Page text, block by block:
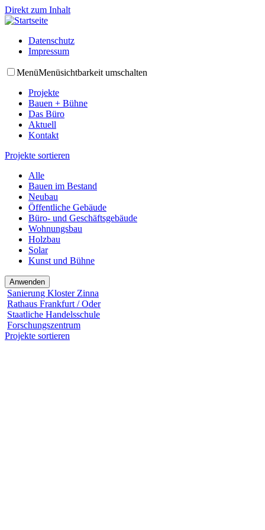
Direkt zum Inhalt
Datenschutz
Impressum
MenüMenüsichtbarkeit umschalten
Projekte
Bauen + Bühne
Das Büro
Aktuell
Kontakt
Projekte sortieren
Alle
Bauen im Bestand
Neubau
Öffentliche Gebäude
Büro- und Geschäftsgebäude
Wohnungsbau
Holzbau
Solar
Kunst und Bühne
Sanierung Kloster Zinna
Rathaus Frankfurt / Oder
Staatliche Handelsschule
Forschungszentrum
Projekte sortieren